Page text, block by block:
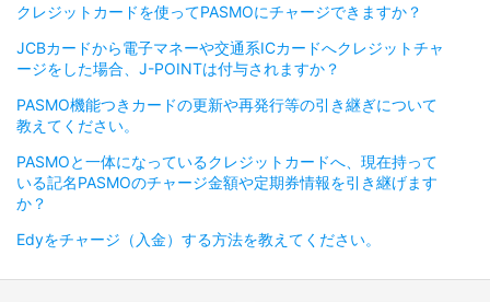
クレジットカードを使ってPASMOにチャージできますか？
JCBカードから電子マネーや交通系ICカードへクレジットチャ
ージをした場合、J-POINTは付与されますか？
PASMO機能つきカードの更新や再発行等の引き継ぎについて
教えてください。
PASMOと一体になっているクレジットカードへ、現在持って
いる記名PASMOのチャージ金額や定期券情報を引き継げます
か？
Edyをチャージ（入金）する方法を教えてください。